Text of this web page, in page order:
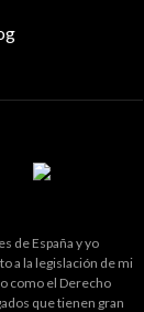
de España y yo
a la legislación de mi
como el Derecho
que tienen gran